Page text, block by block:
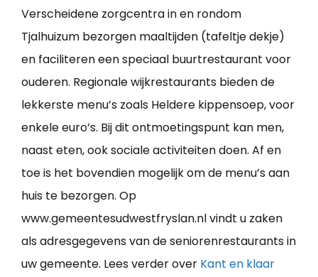
Verscheidene zorgcentra in en rondom
Tjalhuizum bezorgen maaltijden (tafeltje dekje)
en faciliteren een speciaal buurtrestaurant voor
ouderen. Regionale wijkrestaurants bieden de
lekkerste menu’s zoals Heldere kippensoep, voor
enkele euro’s. Bij dit ontmoetingspunt kan men,
naast eten, ook sociale activiteiten doen. Af en
toe is het bovendien mogelijk om de menu’s aan
huis te bezorgen. Op
www.gemeentesudwestfryslan.nl vindt u zaken
als adresgegevens van de seniorenrestaurants in
uw gemeente. Lees verder over Kant en klaar